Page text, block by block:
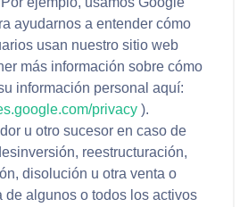
ayudarnos a entender cómo
usan nuestro sitio web
más información sobre cómo
información personal aquí:
privacy ).
u otro sucesor en caso de
reestructuración,
disolución u otra venta o
de algunos o todos los activos